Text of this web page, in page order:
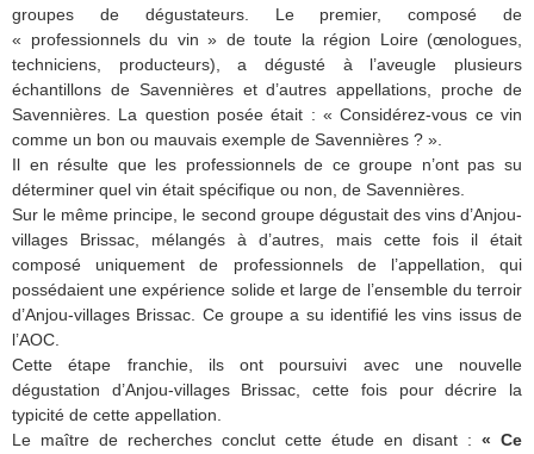
groupes de dégustateurs. Le premier, composé de
« professionnels du vin » de toute la région Loire (œnologues,
techniciens, producteurs), a dégusté à l’aveugle plusieurs
échantillons de Savennières et d’autres appellations, proche de
Savennières. La question posée était : « Considérez-vous ce vin
comme un bon ou mauvais exemple de Savennières ? ».
Il en résulte que les professionnels de ce groupe n’ont pas su
déterminer quel vin était spécifique ou non, de Savennières.
Sur le même principe, le second groupe dégustait des vins d’Anjou-
villages Brissac, mélangés à d’autres, mais cette fois il était
composé uniquement de professionnels de l’appellation, qui
possédaient une expérience solide et large de l’ensemble du terroir
d’Anjou-villages Brissac. Ce groupe a su identifié les vins issus de
l’AOC.
Cette étape franchie, ils ont poursuivi avec une nouvelle
dégustation d’Anjou-villages Brissac, cette fois pour décrire la
typicité de cette appellation.
Le maître de recherches conclut cette étude en disant : « Ce